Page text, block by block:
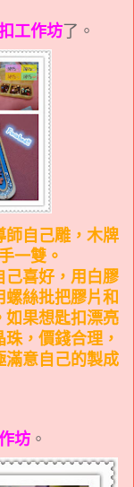
工作坊了。
師自己雕，木牌
一雙。
己喜好，用白膠
絲批把膠片和
如果想匙扣漂亮
，價錢合理，
滿意自己的製成
坊 。